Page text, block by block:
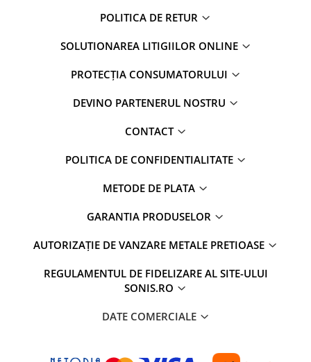
POLITICA DE RETUR
SOLUTIONAREA LITIGIILOR ONLINE
PROTECȚIA CONSUMATORULUI
DEVINO PARTENERUL NOSTRU
CONTACT
POLITICA DE CONFIDENTIALITATE
METODE DE PLATA
GARANTIA PRODUSELOR
AUTORIZAȚIE DE VANZARE METALE PRETIOASE
REGULAMENTUL DE FIDELIZARE AL SITE-ULUI
SONIS.RO
DATE COMERCIALE